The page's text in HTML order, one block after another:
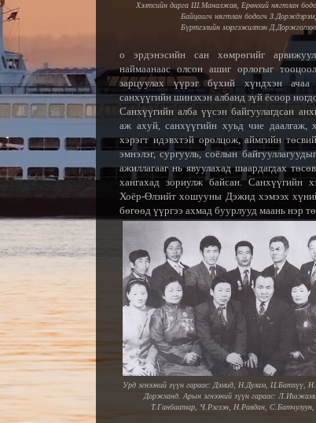
Хэлтсийн дарга Ш.Маналжав, Ерөнхий нягтлан
Байцаагч нягтлан бодогч З.Дорждэрэм,
Бүртгэлийн мэргэжилтэн Д.Доржготов
о эрдэнэсийн сан
хөмрөгийг
наймаанаас олсон ашиг орлогыг
зарцуулах үүрэг бүхий хүндхэн ачаа
санхүүгийн шинэхэн албанд зүй ёсоор
Санхүүгийн алба үүсэн байгуулагдсан
аж ахуй, санхүүгийн хуьд чие даалгаж,
хэрэгт идэвхтэй оролцож, аймгийн
эмнэлэг, сургууль, соёлын
ажиллагааг нь явуулахад шаардагдах
хангахад зориулж байсан. Санхүүгийн
Хоёр-Өлзийт хошууны Дэжид хэмээх
бөгөөд үүргээ ахмад буурлууд маань нэр
Урд эгнээний зүүн гараас: Дэмид, Н.Дулам, Ц.Батхүү,
Доржханд. Арын эгнээний зүүн гараас:
Т.Ганбаатар, Ч.Рэгзэн, Н.Равдан,